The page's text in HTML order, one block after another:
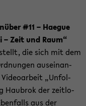
#11 – Ha­e­gue
– Zeit und Raum“
die sich mit dem
aus­ein­an­
Vi­deo­ar­beit „Un­fol­
Hau­brok der zeit­lo­
aus der